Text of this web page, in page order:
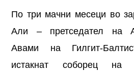
По три мачни месеци во
Али – претседател на
Авами на Гилгит-
истакнат соборец на